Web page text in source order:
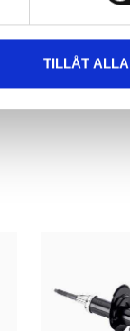
TILLÅT ALLA